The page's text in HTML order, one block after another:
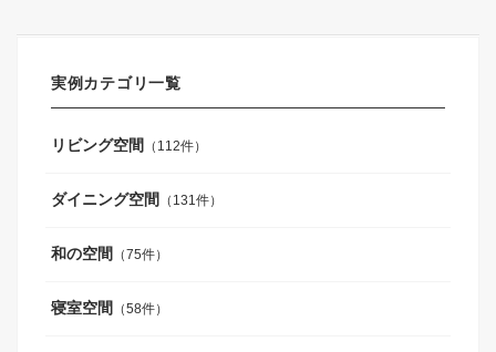
実例カテゴリ一覧
リビング空間 （112件）
ダイニング空間 （131件）
和の空間 （75件）
寝室空間 （58件）